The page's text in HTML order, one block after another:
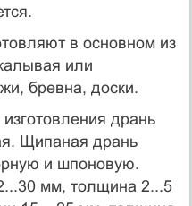
в основном из
или
бревна, доски.
дрань
Щипаная дрань
и шпоновую.
мм, толщина 2...5